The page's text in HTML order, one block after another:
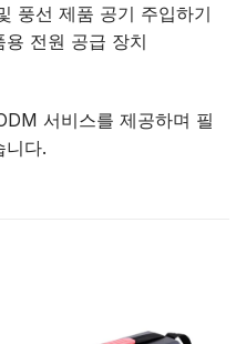
풍선 제품 공기 주입하기
전원 공급 장치
서비스를 제공하며 필
니다.